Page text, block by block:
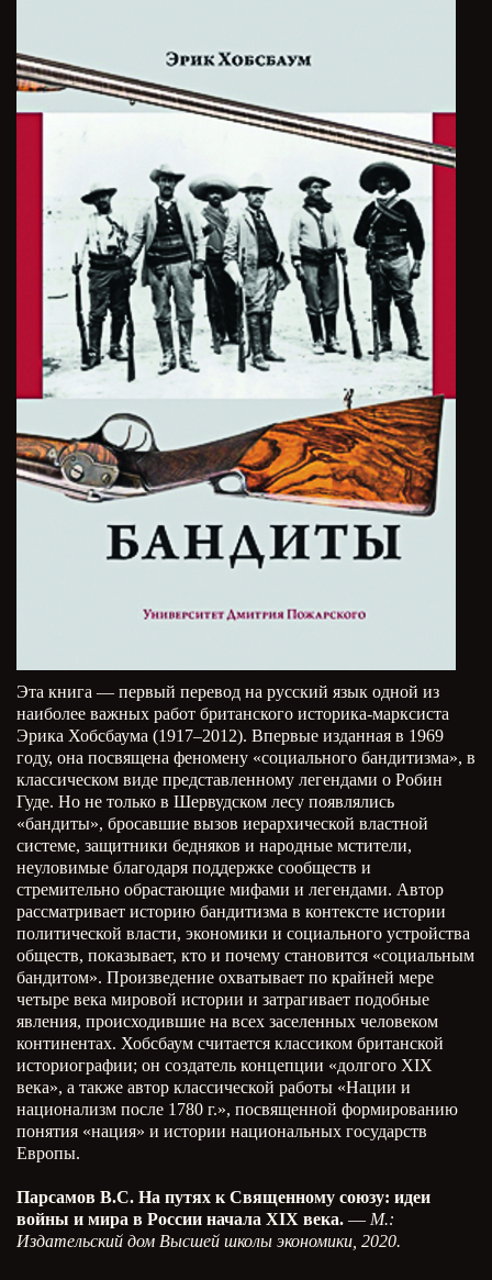
Эта книга — первый перевод на русский язык одной из
наиболее важных работ британского историка-марксиста
Эрика Хобсбаума (1917–2012). Впервые изданная в 1969
году, она посвящена феномену «социального бандитизма», в
классическом виде представленному легендами о Робин
Гуде. Но не только в Шервудском лесу появлялись
«бандиты», бросавшие вызов иерархической властной
системе, защитники бедняков и народные мстители,
неуловимые благодаря поддержке сообществ и
стремительно обрастающие мифами и легендами. Автор
рассматривает историю бандитизма в контексте истории
политической власти, экономики и социального устройства
обществ, показывает, кто и почему становится «социальным
бандитом». Произведение охватывает по крайней мере
четыре века мировой истории и затрагивает подобные
явления, происходившие на всех заселенных человеком
континентах. Хобсбаум считается классиком британской
историографии; он создатель концепции «долгого XIX
века», а также автор классической работы «Нации и
национализм после 1780 г.», посвященной формированию
понятия «нация» и истории национальных государств
Европы.
Парсамов В.С. На путях к Священному союзу: идеи
войны и мира в России начала XIX века. — М.:
Издательский дом Высшей школы экономики, 2020.